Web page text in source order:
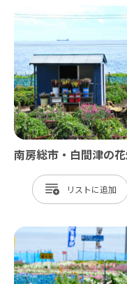
南房総市・白間津の
リスト